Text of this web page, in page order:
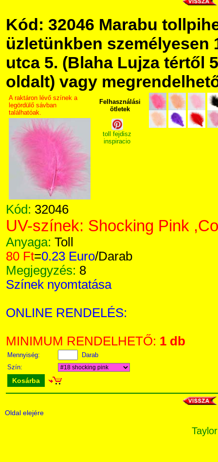
Kód: 32046 Marabu
üzletünkben személyesen
utca 5. (Blaha Lujza tértől
oldalt) vagy
A raktáron lévő színek a
legördülő sávban
találhatóak.
Felhasználási
ötletek
toll fejdisz
inspiracio
Kód: 32046
UV-színek: Shocking Pink
Anyaga: Toll
80 Ft=0.23 Euro/Darab
Megjegyzés: 8
Színek nyomtatása
ONLINE RENDELÉS:
MINIMUM RENDELHETŐ: 1 db
Mennyiség:
Darab
Szín:
Kosárba
Oldal elejére